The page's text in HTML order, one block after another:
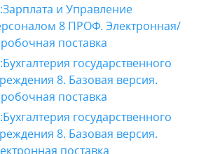
и Управление
8 ПРОФ. Электронная/
поставка
государственного
8. Базовая версия.
поставка
государственного
8. Базовая версия.
поставка